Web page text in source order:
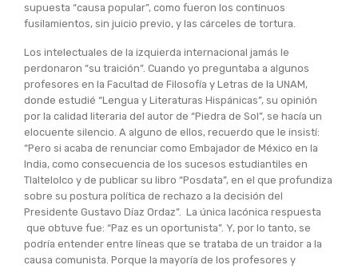
supuesta “causa popular”, como fueron los continuos
fusilamientos, sin juicio previo, y las cárceles de tortura.
Los intelectuales de la izquierda internacional jamás le
perdonaron “su traición”. Cuando yo preguntaba a algunos
profesores en la Facultad de Filosofía y Letras de la UNAM,
donde estudié “Lengua y Literaturas Hispánicas”, su opinión
por la calidad literaria del autor de “Piedra de Sol”, se hacía un
elocuente silencio. A alguno de ellos, recuerdo que le insistí:
“Pero si acaba de renunciar como Embajador de México en la
India, como consecuencia de los sucesos estudiantiles en
Tlaltelolco y de publicar su libro “Posdata”, en el que profundiza
sobre su postura política de rechazo a la decisión del
Presidente Gustavo Díaz Ordaz”. La única lacónica respuesta
que obtuve fue: “Paz es un oportunista”. Y, por lo tanto, se
podría entender entre líneas que se trataba de un traidor a la
causa comunista. Porque la mayoría de los profesores y